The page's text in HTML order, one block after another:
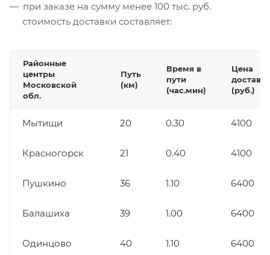
при заказе на сумму менее 100 тыс. руб.
стоимость доставки составляет:
Районные
центры
Московской
обл.
Путь
(км)
Время в
пути
(час.мин)
Цена
(руб.)
Мытищи 20 0.30 4100
Красногорск 21 0.40 4100
Пушкино 36 1.10 6400
Балашиха 39 1.00 6400
Одинцово 40 1.10 6400